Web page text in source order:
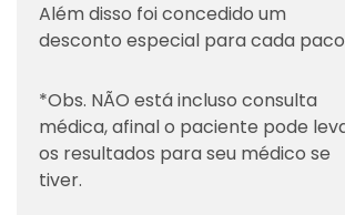
Além disso foi concedido um
desconto especial para cada
*Obs. NÃO está incluso consulta
médica, afinal o paciente pode
os resultados para seu médico se
tiver.